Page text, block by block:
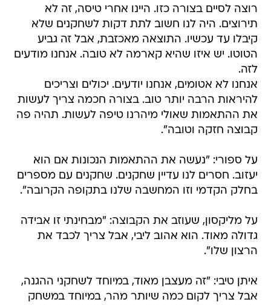
רוצה לסיים בצורה כזו. היינו אחרי טיסה, זה לא
תירוצים. היה לנו חשוב לתת דקות לשחקנים שלא
קיבלו עד עכשיו. התוצאה מאכזבת, אבל זה גביע
הטוטו. יש איזו שהיא קארמה לא טובה. אנחנו מודעים
לזה.
אנחנו לא אטומים, אנחנו יודעים. יכולים וצריכים
להיראות הרבה יותר טוב. בצורה חכמה צריך לעשות
את ההתאמות שאולי מיהרנו טיפה לעשות. תהיה פה
קבוצה חזקה וטובה".
על ספורי: "נעשה את ההתאמות הנכונות אם הוא
יעזוב. חסרים לנו עדיין שחקנים. שחקנים עם מספרים
בחלק הקדמי וזו המחשבה שלנו בתקופה הקרובה".
על מליקסון, שעוזב את הקבוצה: "מבחינתי זו אבידה
גדולה מאוד. הוא אהוב ליבי, אבל צריך לכבד את
הרצון שלו".
איתן טיבי: "זה מעצבן מאוד, במיוחד לשחקני ההגנה,
אבל צריך לקום כמה שיותר מהר, במיוחד במשחק